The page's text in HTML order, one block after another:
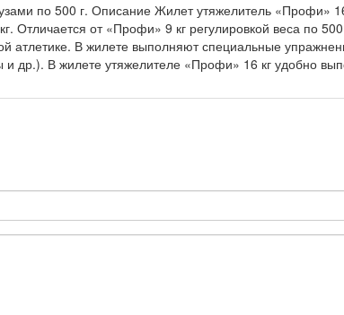
по 500 г. Описание Жилет утяжелитель «Профи»
Отличается от «Профи» 9 кг регулировкой веса по
атлетике. В жилете выполняют специальные
др.). В жилете утяжелителе «Профи» 16 кг удобно